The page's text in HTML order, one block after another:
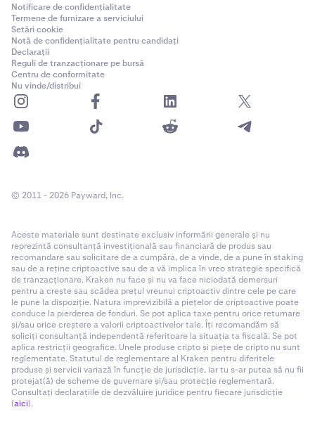
Notificare de confidențialitate
Termene de furnizare a serviciului
Setări cookie
Notă de confidențialitate pentru candidați
Declarații
Reguli de tranzacționare pe bursă
Centru de conformitate
Nu vinde/distribui
© 2011 - 2026 Payward, Inc.
Aceste materiale sunt destinate exclusiv informării generale și nu
reprezintă consultanță investițională sau financiară de produs sau
recomandare sau solicitare de a cumpăra, de a vinde, de a pune în staking
sau de a reține criptoactive sau de a vă implica în vreo strategie specifică
de tranzacționare. Kraken nu face și nu va face niciodată demersuri
pentru a crește sau scădea prețul vreunui criptoactiv dintre cele pe care
le pune la dispoziție. Natura imprevizibilă a piețelor de criptoactive poate
conduce la pierderea de fonduri. Se pot aplica taxe pentru orice returnare
și/sau orice creștere a valorii criptoactivelor tale. Îți recomandăm să
soliciți consultanță independentă referitoare la situația ta fiscală. Se pot
aplica restricții geografice. Unele produse cripto și piețe de cripto nu sunt
reglementate. Statutul de reglementare al Kraken pentru diferitele
produse și servicii variază în funcție de jurisdicție, iar tu s-ar putea să nu fii
protejat(ă) de scheme de guvernare și/sau protecție reglementară.
Consultați declarațiile de dezvăluire juridice pentru fiecare jurisdicție
(aici).